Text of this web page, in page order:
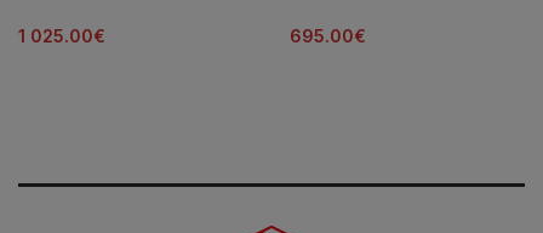
1 025.00€ 695.00€